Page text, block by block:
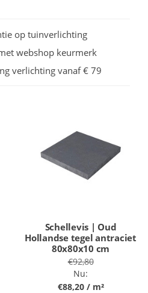
op tuinverlichting
webshop keurmerk
verlichting vanaf € 79
Schellevis | Oud
Hollandse tegel antraciet
80x80x10 cm
€92,80
Nu:
€88,20 / m²